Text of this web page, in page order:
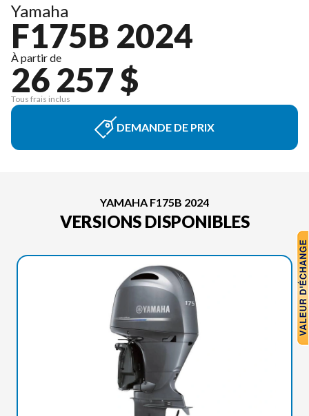
Yamaha
F175B 2024
À partir de
26 257 $
Tous frais inclus
DEMANDE DE PRIX
YAMAHA F175B 2024
VERSIONS DISPONIBLES